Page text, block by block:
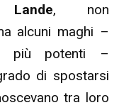
Lande, non
alcuni maghi –
i più potenti –
di spostarsi
tra loro